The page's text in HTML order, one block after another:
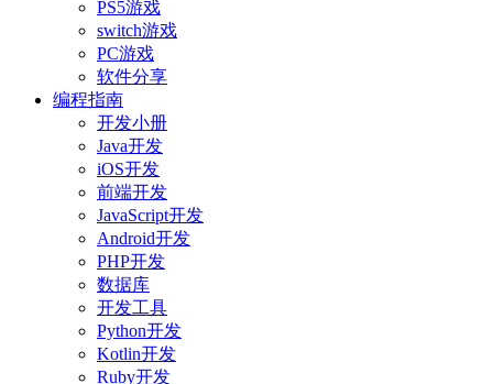
PS5游戏
switch游戏
PC游戏
软件分享
编程指南
开发小册
Java开发
iOS开发
前端开发
JavaScript开发
Android开发
PHP开发
数据库
开发工具
Python开发
Kotlin开发
Ruby开发